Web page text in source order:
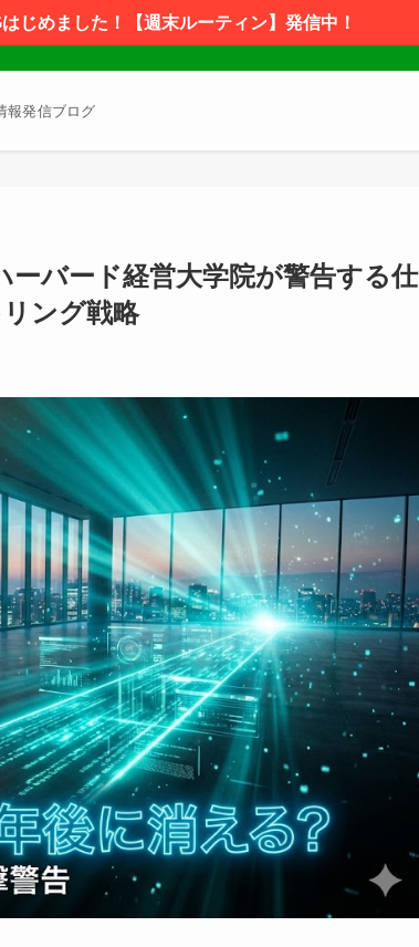
じめました！【週末ルーティン】発信中！
報発信ブログ
バード経営大学院が警告する仕
ング戦略